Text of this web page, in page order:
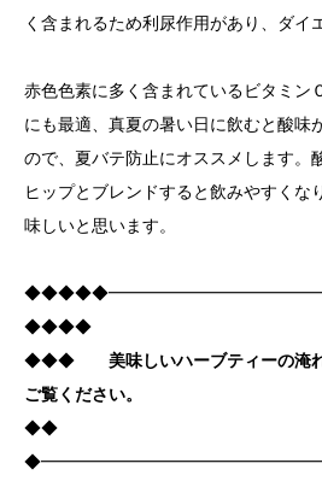
く含まれるため利尿作用があり、ダイ
赤色色素に多く含まれているビタミン
にも最適、真夏の暑い日に飲むと酸味
ので、夏バテ防止にオススメします。
ヒップとブレンドすると飲みやすくな
味しいと思います。
◆◆◆◆
◆◆◆ 美味しいハーブティーの淹
ご覧ください。
◆◆